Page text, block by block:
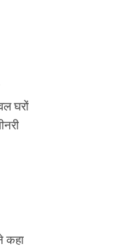
घरों
कहा